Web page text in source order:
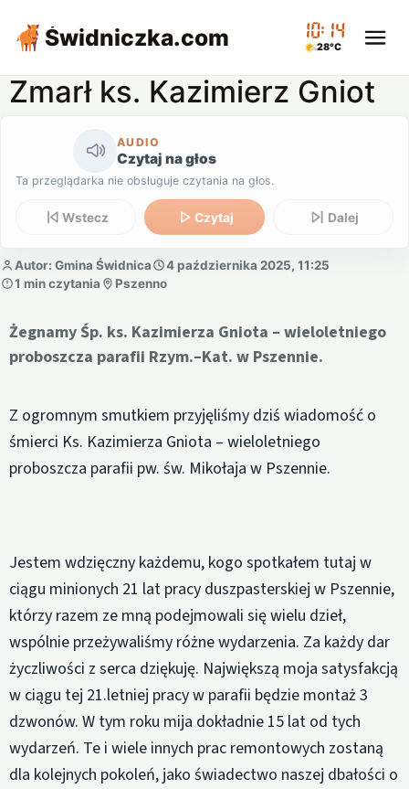
Świdniczka.com 10:14
28°C
Zmarł ks. Kazimierz Gniot
AUDIO
Czytaj na głos
Ta przeglądarka nie obsługuje czytania na głos.
Wstecz Czytaj Dalej
Autor: Gmina Świdnica
4 października 2025, 11:25
1 min czytania
Pszenno
Żegnamy Śp. ks. Kazimierza Gniota – wieloletniego
proboszcza parafii Rzym.–Kat. w Pszennie.
Z ogromnym smutkiem przyjęliśmy dziś wiadomość o
śmierci Ks. Kazimierza Gniota – wieloletniego
proboszcza parafii pw. św. Mikołaja w Pszennie.
Jestem wdzięczny każdemu, kogo spotkałem tutaj w
ciągu minionych 21 lat pracy duszpasterskiej w Pszennie,
którzy razem ze mną podejmowali się wielu dzieł,
wspólnie przeżywaliśmy różne wydarzenia. Za każdy dar
życzliwości z serca dziękuję. Największą moja satysfakcją
w ciągu tej 21.letniej pracy w parafii będzie montaż 3
dzwonów. W tym roku mija dokładnie 15 lat od tych
wydarzeń. Te i wiele innych prac remontowych zostaną
dla kolejnych pokoleń, jako świadectwo naszej dbałości o